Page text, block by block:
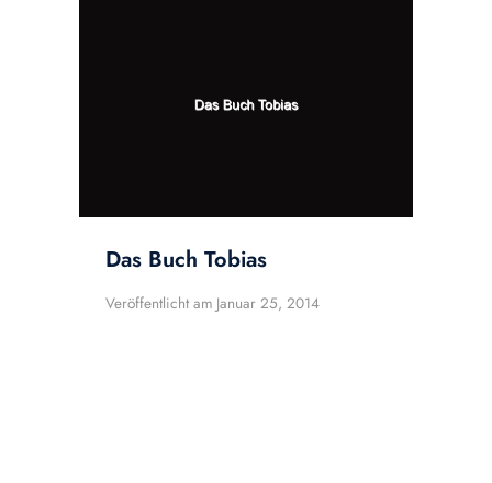
Das Buch Tobias
Veröffentlicht am Januar 25, 2014